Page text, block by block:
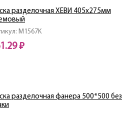
M1567K
разделочная ХЕВИ 405х275мм
₽
разделочная фанера 500*500 без